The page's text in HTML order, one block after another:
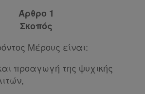
Άρθρο 1
Σκοπός
Μέρους είναι:
προαγωγή της ψυχικής